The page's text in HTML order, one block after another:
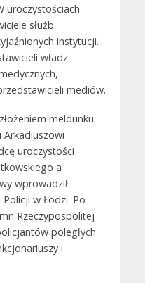
uroczystościach
służb
instytucji.
władz
mediów.
meldunku
uroczystości
a
wprowadził
w Łodzi. Po
Rzeczypospolitej
poległych
i